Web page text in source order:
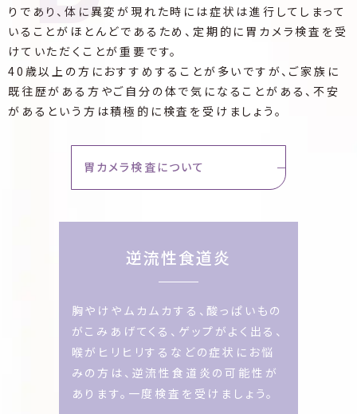
りであり、体に異変が現れた時には症状は進行してしまって
いることがほとんどであるため、定期的に胃カメラ検査を受
けていただくことが重要です。
40歳以上の方におすすめすることが多いですが、ご家族に
既往歴がある方やご自分の体で気になることがある、不安
があるという方は積極的に検査を受けましょう。
胃カメラ検査について
逆流性食道炎
胸やけやムカムカする、酸っぱいもの
がこみあげてくる、ゲップがよく出る、
喉がヒリヒリするなどの症状にお悩
みの方は、逆流性食道炎の可能性が
あります。一度検査を受けましょう。